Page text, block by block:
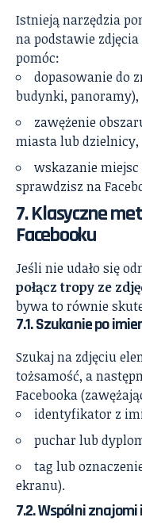
Istnieją narzędzia
na podstawie zdjęcia
pomóc:
dopasowanie do
budynki, panoramy),
zawężenie
miasta lub dzielnicy,
wskazanie
sprawdzisz na
7. Klasyczne
Facebooku
Jeśli nie udało się
połącz tropy ze
bywa to równie
7.1. Szukanie po
Szukaj na zdjęciu
tożsamość, a
Facebooka
identyfikator z
puchar lub
tag lub
ekranu).
7.2. Wspólni